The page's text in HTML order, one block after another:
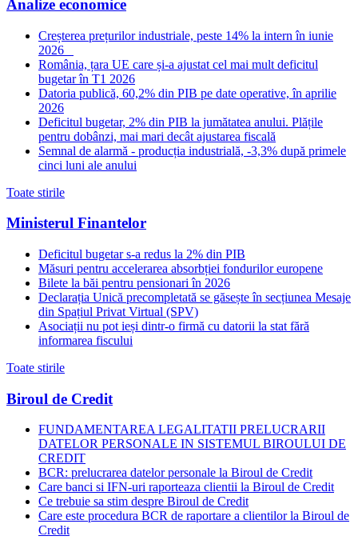
Analize economice
Creșterea prețurilor industriale, peste 14% la intern în iunie
2026
România, țara UE care și-a ajustat cel mai mult deficitul
bugetar în T1 2026
Datoria publică, 60,2% din PIB pe date operative, în aprilie
2026
Deficitul bugetar, 2% din PIB la jumătatea anului. Plățile
pentru dobânzi, mai mari decât ajustarea fiscală
Semnal de alarmă - producția industrială, -3,3% după primele
cinci luni ale anului
Toate stirile
Ministerul Finantelor
Deficitul bugetar s-a redus la 2% din PIB
Măsuri pentru accelerarea absorbției fondurilor europene
Bilete la băi pentru pensionari în 2026
Declarația Unică precompletată se găsește în secțiunea Mesaje
din Spațiul Privat Virtual (SPV)
Asociații nu pot ieși dintr-o firmă cu datorii la stat fără
informarea fiscului
Toate stirile
Biroul de Credit
FUNDAMENTAREA LEGALITATII PRELUCRARII
DATELOR PERSONALE IN SISTEMUL BIROULUI DE
CREDIT
BCR: prelucrarea datelor personale la Biroul de Credit
Care banci si IFN-uri raporteaza clientii la Biroul de Credit
Ce trebuie sa stim despre Biroul de Credit
Care este procedura BCR de raportare a clientilor la Biroul de
Credit